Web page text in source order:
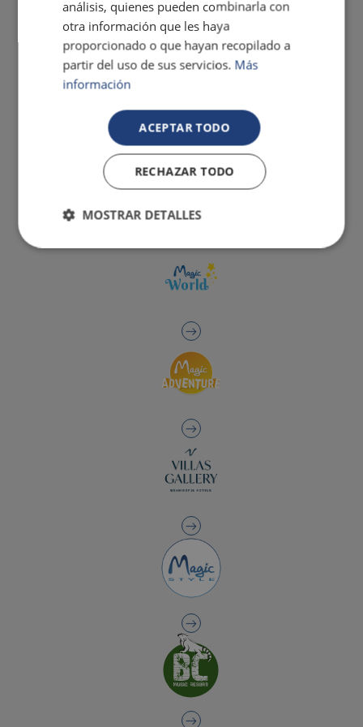
análisis, quienes pueden combinarla con
otra información que les haya
proporcionado o que hayan recopilado a
partir del uso de sus servicios. Más
información
ACEPTAR TODO
RECHAZAR TODO
MOSTRAR DETALLES